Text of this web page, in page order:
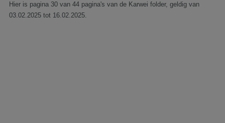
Hier is pagina 30 van 44 pagina's van de Karwei folder, geldig van
03.02.2025 tot 16.02.2025.